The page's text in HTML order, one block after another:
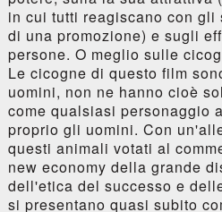
in cui tutti reagiscano con
di una promozione) e sugli
persone. O meglio sulle
Le cicogne di questo film
uomini, non ne hanno cioè
come qualsiasi personaggio
proprio gli uomini. Con
questi animali votati al
new economy della grande
dell'etica del successo e
si presentano quasi subito